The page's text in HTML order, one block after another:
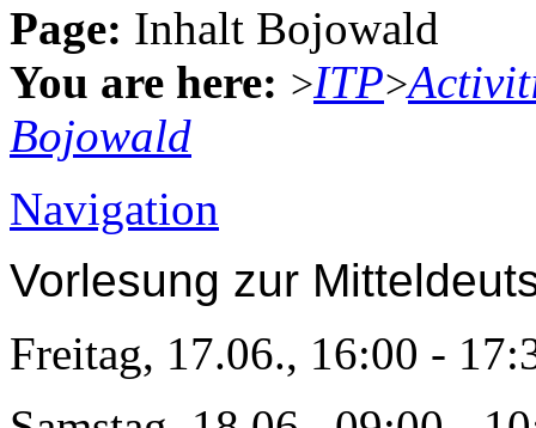
Page: Inhalt Bojowald
You are here: >ITP>
Bojowald
Navigation
Vorlesung zur
Freitag, 17.06., 16:00 -